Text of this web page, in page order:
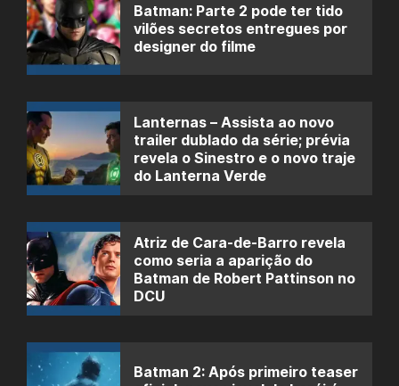
Batman: Parte 2 pode ter tido
vilões secretos entregues por
designer do filme
Lanternas – Assista ao novo
trailer dublado da série; prévia
revela o Sinestro e o novo traje
do Lanterna Verde
Atriz de Cara-de-Barro revela
como seria a aparição do
Batman de Robert Pattinson no
DCU
Batman 2: Após primeiro teaser